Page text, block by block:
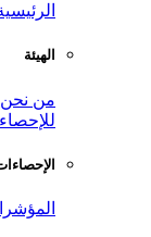
الهيئة
من نحن
للإحصاء